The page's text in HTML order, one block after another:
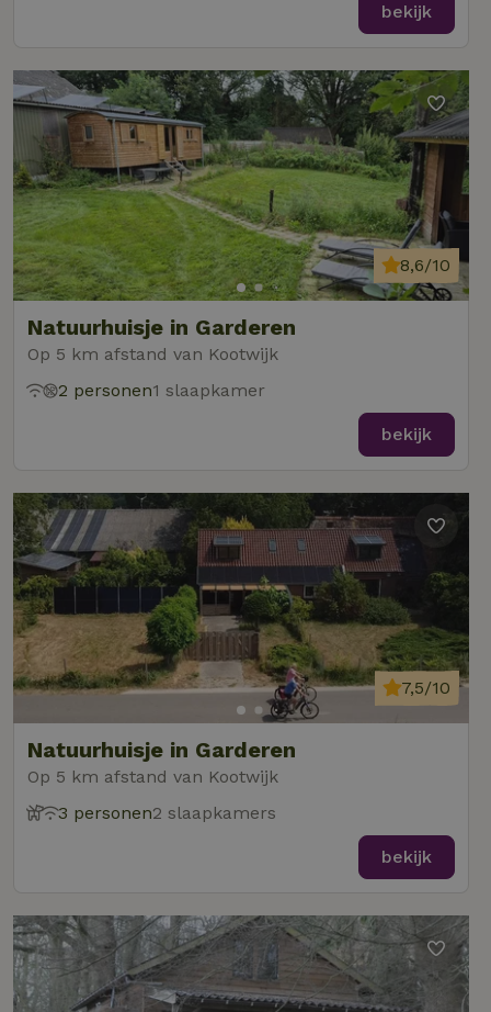
bekijk
Natuurhuisje in Garderen
Op 5 km afstand van Kootwijk
8,6/10
2 personen1 slaapkamer
bekijk
Natuurhuisje in Garderen
Op 5 km afstand van Kootwijk
7,5/10
3 personen2 slaapkamers
bekijk